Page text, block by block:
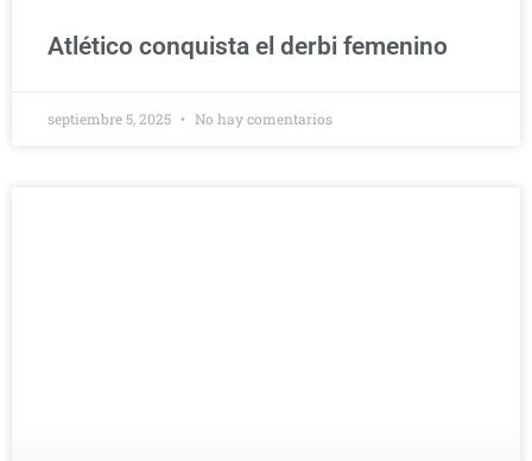
Atlético conquista el derbi femenino
septiembre 5, 2025 No hay comentarios